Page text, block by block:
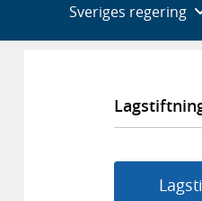
Sveriges regering